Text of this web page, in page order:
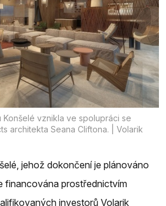
vznikla ve spolupráci se
architekta Seana Cliftona. | Volarik
jehož dokončení je plánováno
financována prostřednictvím
investorů Volarik